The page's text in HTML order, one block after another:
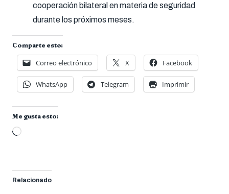
cooperación bilateral en materia de seguridad
durante los próximos meses.
Comparte esto:
Correo electrónico X Facebook
WhatsApp Telegram Imprimir
Me gusta esto:
Cargando...
Relacionado